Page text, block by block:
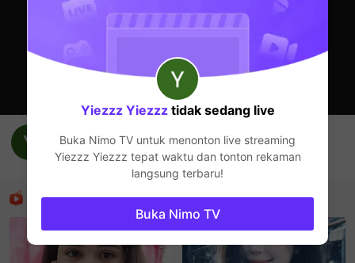
Yiezzz Yiezzz
Live Show
Rekomendasi
Yiezzz Yiezzztidak sedang live
Buka Nimo TV untuk menonton live streaming
Yiezzz Yiezzz tepat waktu dan tonton rekaman
langsung terbaru!
Buka Nimo TV